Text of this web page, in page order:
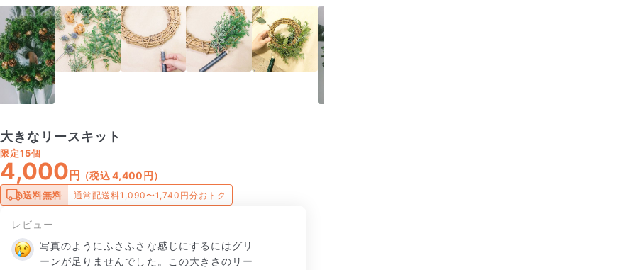
大きなリースキット
限定15個
4,000 円 （税込 4,400円）
送料無料 通常配送料1,090〜1,740円分おトク
レビュー
写真のようにふさふさな感じにするにはグリ
ーンが足りませんでした。この大きさのリー